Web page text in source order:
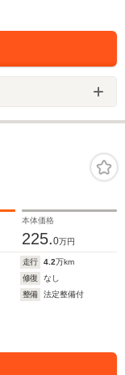
本体価格
225.0万円
走行 4.2万km
修復
なし
整備
法定整備付